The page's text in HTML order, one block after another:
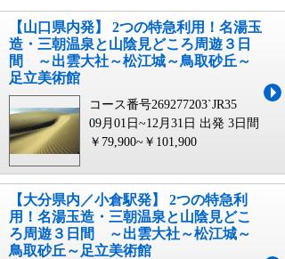
【山口県内発】 2つの特急利用！名湯玉
造・三朝温泉と山陰見どころ周遊３日
間 ～出雲大社～松江城～鳥取砂丘～
足立美術館
コース番号269277203`JR35
09月01日~12月31日 出発 3日間
￥79,900~￥101,900
【大分県内／小倉駅発】 2つの特急利
用！名湯玉造・三朝温泉と山陰見どこ
ろ周遊３日間 ～出雲大社～松江城～
鳥取砂丘～足立美術館